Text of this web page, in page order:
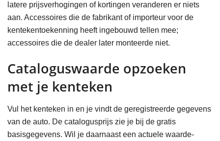
latere prijsverhogingen of kortingen veranderen er niets
aan. Accessoires die de fabrikant of importeur voor de
kentekentoekenning heeft ingebouwd tellen mee;
accessoires die de dealer later monteerde niet.
Cataloguswaarde opzoeken
met je kenteken
Vul het kenteken in en je vindt de geregistreerde gegevens
van de auto. De catalogusprijs zie je bij de gratis
basisgegevens. Wil je daarnaast een actuele waarde-